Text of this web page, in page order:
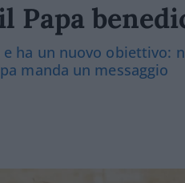
Papa
e ha un nuovo
manda un messaggio